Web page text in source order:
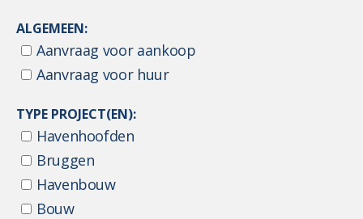
ALGEMEEN:
Aanvraag voor aankoop
Aanvraag voor huur
TYPE PROJECT(EN):
Havenhoofden
Bruggen
Havenbouw
Bouw